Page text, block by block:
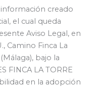
creado
el cual queda
Aviso Legal, en
Camino Finca La
bajo la
FINCA LA TORRE
en la adopción